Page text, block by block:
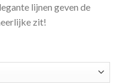
lijnen geven de
zit!